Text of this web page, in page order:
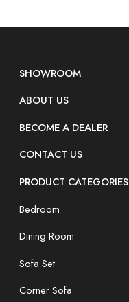
SHOWROOM
ABOUT US
BECOME A DEALER
CONTACT US
PRODUCT CATEGORIES
Bedroom
Dining Room
Sofa Set
Corner Sofa